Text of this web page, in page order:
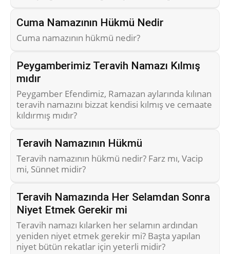
Cuma Namazının Hükmü Nedir
Cuma namazının hükmü nedir?
Peygamberimiz Teravih Namazı Kılmış
mıdır
Peygamber Efendimiz, Ramazan aylarında kılınan
teravih namazını bizzat kendisi kılmış ve cemaate
kıldırmış mıdır?
Teravih Namazının Hükmü
Teravih namazının hükmü nedir? Farz mı, Vacip
mi, Sünnet midir?
Teravih Namazında Her Selamdan Sonra
Niyet Etmek Gerekir mi
Teravih namazı kılarken her selamın ardından
yeniden niyet etmek gerekir mi? Başta yapılan
niyet bütün rekatlar için yeterli midir?